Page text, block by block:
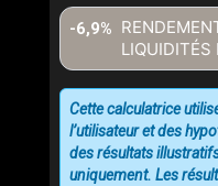
LIQUIDITÉS
-6,9%
Cette calculatrice
l’utilisateur et des
des résultats
uniquement. Les